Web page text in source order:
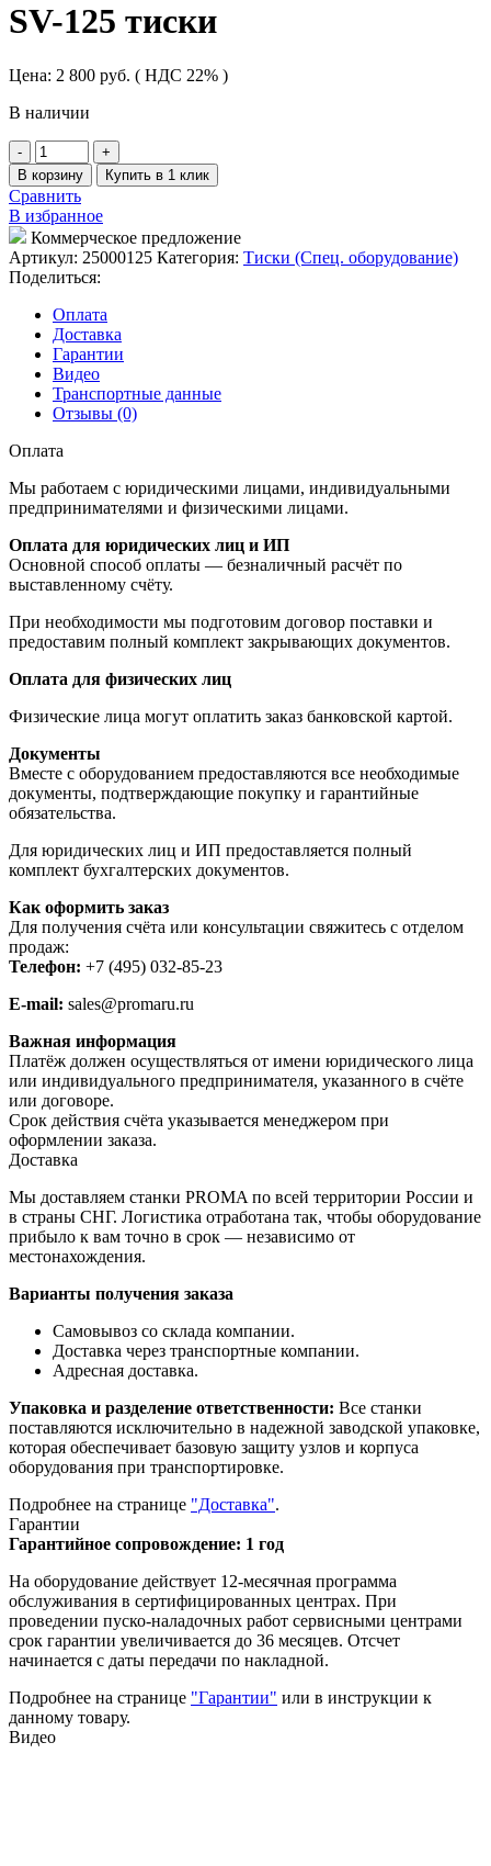
SV-125 тиски
Цена: 2 800 руб. ( НДС 22% )
В наличии
Количество
товара
SV-
125
тиски
В корзину Купить в 1 клик
Сравнить
В избранное
Коммерческое предложение
Артикул: 25000125 Категория: Тиски (Спец. оборудование)
Поделиться:
Оплата
Доставка
Гарантии
Видео
Транспортные данные
Отзывы (0)
Оплата
Мы работаем с юридическими лицами, индивидуальными
предпринимателями и физическими лицами.
Оплата для юридических лиц и ИП
Основной способ оплаты — безналичный расчёт по
выставленному счёту.
При необходимости мы подготовим договор поставки и
предоставим полный комплект закрывающих документов.
Оплата для физических лиц
Физические лица могут оплатить заказ банковской картой.
Документы
Вместе с оборудованием предоставляются все необходимые
документы, подтверждающие покупку и гарантийные
обязательства.
Для юридических лиц и ИП предоставляется полный
комплект бухгалтерских документов.
Как оформить заказ
Для получения счёта или консультации свяжитесь с отделом
продаж:
Телефон: +7 (495) 032-85-23
E-mail: sales@promaru.ru
Важная информация
Платёж должен осуществляться от имени юридического лица
или индивидуального предпринимателя, указанного в счёте
или договоре.
Срок действия счёта указывается менеджером при
оформлении заказа.
Доставка
Мы доставляем станки PROMA по всей территории России и
в страны СНГ. Логистика отработана так, чтобы оборудование
прибыло к вам точно в срок — независимо от
местонахождения.
Варианты получения заказа
Самовывоз со склада компании.
Доставка через транспортные компании.
Адресная доставка.
Упаковка и разделение ответственности: Все станки
поставляются исключительно в надежной заводской упаковке,
которая обеспечивает базовую защиту узлов и корпуса
оборудования при транспортировке.
Подробнее на странице "Доставка".
Гарантии
Гарантийное сопровождение: 1 год
На оборудование действует 12-месячная программа
обслуживания в сертифицированных центрах. При
проведении пуско-наладочных работ сервисными центрами
срок гарантии увеличивается до 36 месяцев. Отсчет
начинается с даты передачи по накладной.
Подробнее на странице "Гарантии" или в инструкции к
данному товару.
Видео